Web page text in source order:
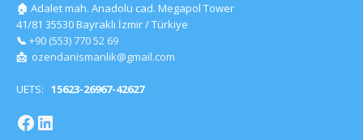
🏠 Adalet mah. Anadolu cad. Megapol Tower
41/81 35530 Bayraklı İzmir / Türkiye
📞 +90 (553) 770 52 69
📩 ozendanismanlik@gmail.com
UETS: 15623-26967-42627